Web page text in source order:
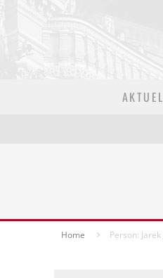
Home Person: